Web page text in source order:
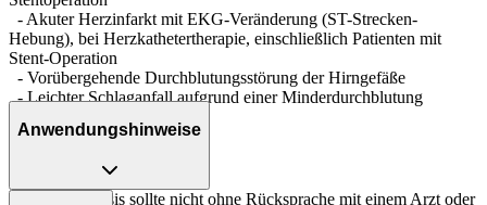
- Akuter Herzinfarkt mit EKG-Veränderung (ST-Strecken-
Hebung), bei Herzkathetertherapie, einschließlich Patienten mit
Stent-Operation
- Vorübergehende Durchblutungsstörung der Hirngefäße
- Leichter Schlaganfall aufgrund einer Minderdurchblutung
- Vorhofflimmern
Anwendungshinweise
Die Gesamtdosis sollte nicht ohne Rücksprache mit einem Arzt oder